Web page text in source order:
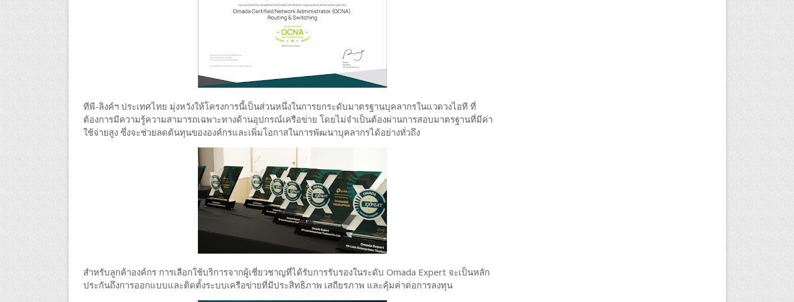
ทีพี-ลิงค์ฯ ประเทศไทย มุ่งหวังให้โครงการนี้เป็นส่วนหนึ่งในการยกระดับมาตรฐานบุคลากรในแวดวงไอที ที่
ต้องการมีความรู้ความสามารถเฉพาะทางด้านอุปกรณ์เครือข่าย โดยไม่จำเป็นต้องผ่านการสอบมาตรฐานที่มีค่า
ใช้จ่ายสูง ซึ่งจะช่วยลดต้นทุนขององค์กรและเพิ่มโอกาสในการพัฒนาบุคลากรได้อย่างทั่วถึง
สำหรับลูกค้าองค์กร การเลือกใช้บริการจากผู้เชี่ยวชาญที่ได้รับการรับรองในระดับ Omada Expert จะเป็นหลัก
ประกันถึงการออกแบบและติดตั้งระบบเครือข่ายที่มีประสิทธิภาพ เสถียรภาพ และคุ้มค่าต่อการลงทุน